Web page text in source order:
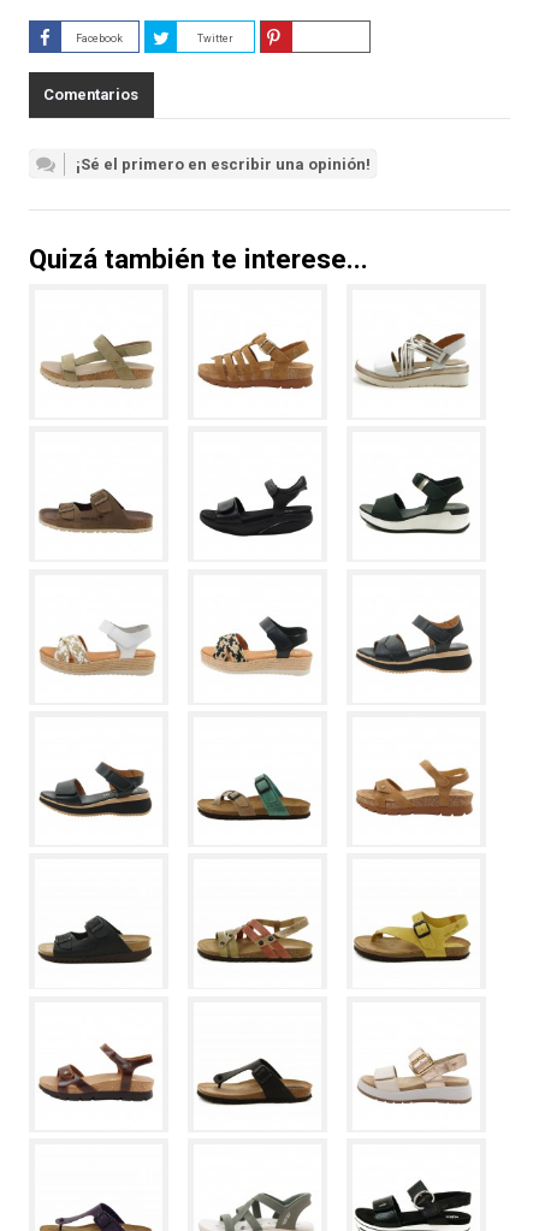
Facebook Twitter
Comentarios
¡Sé el primero en escribir una opinión!
Quizá también te interese...